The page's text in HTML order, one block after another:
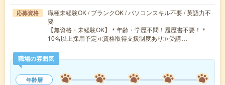
応募資格
職種未経験OK / ブランクOK / パソコンスキル不要 / 英語力不
要
【無資格・未経験OK】＊年齢・学歴不問！履歴書不要！＊
10名以上採用予定≪資格取得支援制度あり≫受講…
職場の雰囲気
年齢層